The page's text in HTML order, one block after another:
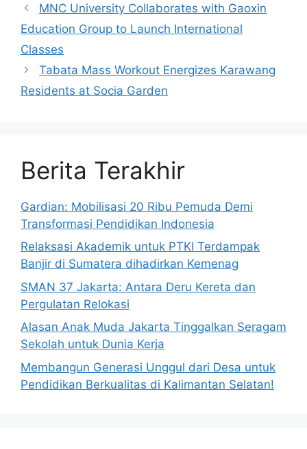
MNC University Collaborates with Gaoxin
Education Group to Launch International
Classes
Tabata Mass Workout Energizes Karawang
Residents at Socia Garden
Berita Terakhir
Gardian: Mobilisasi 20 Ribu Pemuda Demi
Transformasi Pendidikan Indonesia
Relaksasi Akademik untuk PTKI Terdampak
Banjir di Sumatera dihadirkan Kemenag
SMAN 37 Jakarta: Antara Deru Kereta dan
Pergulatan Relokasi
Alasan Anak Muda Jakarta Tinggalkan Seragam
Sekolah untuk Dunia Kerja
Membangun Generasi Unggul dari Desa untuk
Pendidikan Berkualitas di Kalimantan Selatan!